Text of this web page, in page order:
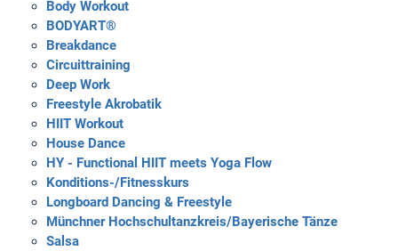
Body Workout
BODYART®
Breakdance
Circuittraining
Deep Work
Freestyle Akrobatik
HIIT Workout
House Dance
HY - Functional HIIT meets Yoga Flow
Konditions-/Fitnesskurs
Longboard Dancing & Freestyle
Münchner Hochschultanzkreis/Bayerische Tänze
Salsa